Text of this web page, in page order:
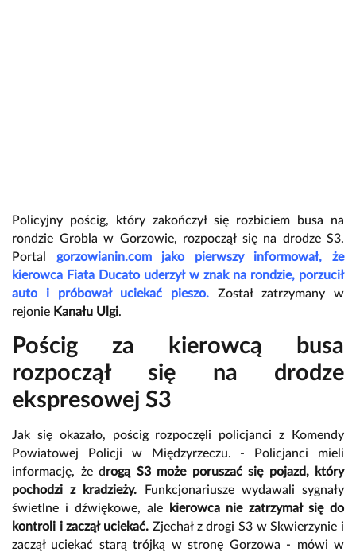
Policyjny pościg, który zakończył się rozbiciem busa na
rondzie Grobla w Gorzowie, rozpoczął się na drodze S3.
Portal gorzowianin.com jako pierwszy informował, że
kierowca Fiata Ducato uderzył w znak na rondzie, porzucił
auto i próbował uciekać pieszo. Został zatrzymany w
rejonie Kanału Ulgi.
Pościg za kierowcą busa
rozpoczął się na drodze
ekspresowej S3
Jak się okazało, pościg rozpoczęli policjanci z Komendy
Powiatowej Policji w Międzyrzeczu. - Policjanci mieli
informację, że drogą S3 może poruszać się pojazd, który
pochodzi z kradzieży. Funkcjonariusze wydawali sygnały
świetlne i dźwiękowe, ale
kierowca nie zatrzymał się do
kontroli i zaczął uciekać. Zjechał z drogi S3 w Skwierzynie i
zaczął uciekać starą trójką w stronę Gorzowa - mówi w